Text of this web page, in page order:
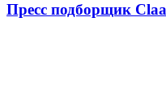
Пресс подборщик